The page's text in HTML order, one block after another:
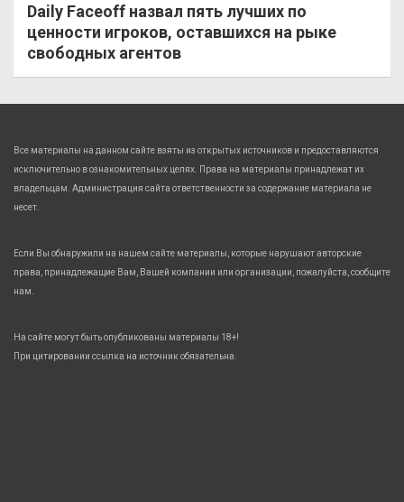
Daily Faceoff назвал пять лучших по
ценности игроков, оставшихся на рыке
свободных агентов
Все материалы на данном сайте взяты из открытых источников и предоставляются
исключительно в ознакомительных целях. Права на материалы принадлежат их
владельцам. Администрация сайта ответственности за содержание материала не
несет.
Если Вы обнаружили на нашем сайте материалы, которые нарушают авторские
права, принадлежащие Вам, Вашей компании или организации, пожалуйста, сообщите
нам.
На сайте могут быть опубликованы материалы 18+!
При цитировании ссылка на источник обязательна.